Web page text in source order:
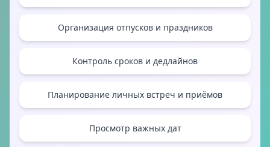
Организация отпусков и праздников
Контроль сроков и дедлайнов
Планирование личных встреч и приёмов
Просмотр важных дат